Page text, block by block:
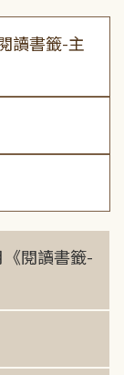
讀書籤-主
《閱讀書籤-